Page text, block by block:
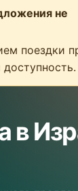
не
поездки
в